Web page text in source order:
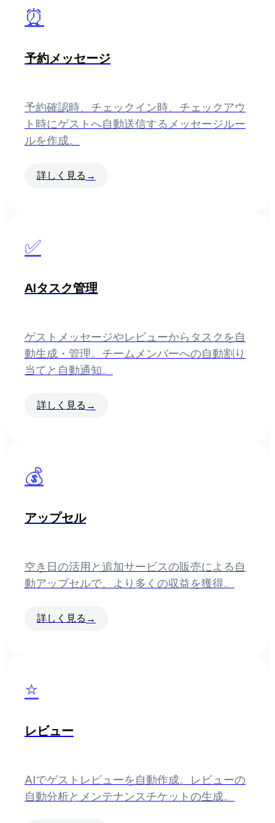
⏰
予約メッセージ
予約確認時、チェックイン時、チェックアウ
ト時にゲストへ自動送信するメッセージルー
ルを作成。
詳しく見る →
✅
AIタスク管理
ゲストメッセージやレビューからタスクを自
動生成・管理。チームメンバーへの自動割り
当てと自動通知。
詳しく見る →
💰
アップセル
空き日の活用と追加サービスの販売による自
動アップセルで、より多くの収益を獲得。
詳しく見る →
⭐
レビュー
AIでゲストレビューを自動作成。レビューの
自動分析とメンテナンスチケットの生成。